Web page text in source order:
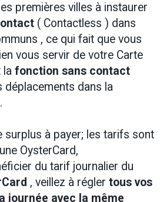
premières villes à instaurer
( Contactless ) dans
, ce qui fait que vous
vous servir de votre Carte
la fonction sans contact
dans la
surplus à payer; les tarifs sont
OysterCard,
du tarif journalier du
, veillez à régler tous vos
journée avec la même